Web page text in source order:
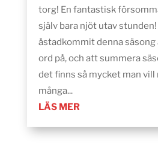
torg! En fantastisk
själv bara njöt utav
åstadkommit denna
ord på, och att summera
det finns så mycket man vill
många...
LÄS MER